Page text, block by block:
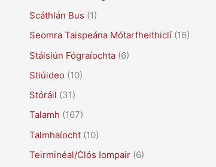
Scáthlán Bus (1)
Seomra Taispeána Mótarfheithiclí (16)
Stáisiún Fógraíochta (6)
Stiúideo (10)
Stóráil (31)
Talamh (167)
Talmhaíocht (10)
Teirminéal/Clós Iompair (6)